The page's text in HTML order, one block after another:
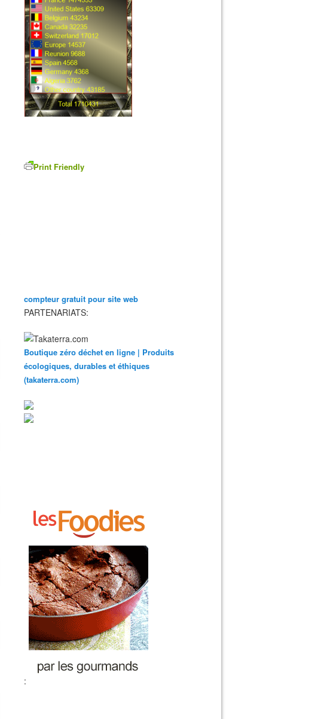
Print Friendly
compteur gratuit pour site web
PARTENARIATS:
Boutique zéro déchet en ligne | Produits
écologiques, durables et éthiques
(takaterra.com)
: